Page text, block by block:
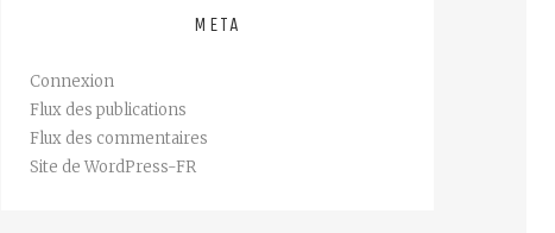
META
Connexion
Flux des publications
Flux des commentaires
Site de WordPress-FR